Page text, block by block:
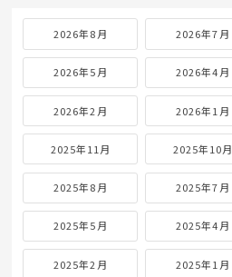
2026年8月 2026年7月
2026年5月 2026年4月
2026年2月 2026年1月
2025年11月 2025年10月
2025年8月 2025年7月
2025年5月 2025年4月
2025年2月 2025年1月